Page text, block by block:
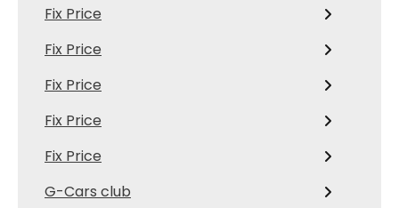
Fix Price
Fix Price
Fix Price
Fix Price
Fix Price
G-Cars club